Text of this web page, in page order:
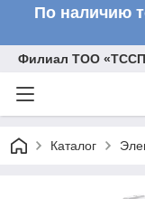
По наличию
Филиал ТОО «ТССП
Каталог